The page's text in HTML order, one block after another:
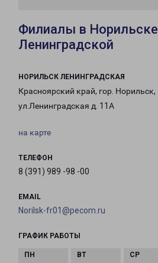
Филиалы в Норильске
Ленинградской
НОРИЛЬСК ЛЕНИНГРАДСКАЯ
Красноярский край, гор. Норильск,
ул.Ленинградская д. 11А
на карте
ТЕЛЕФОН
8 (391) 989 -98 -00
EMAIL
Norilsk-fr01@pecom.ru
ГРАФИК РАБОТЫ